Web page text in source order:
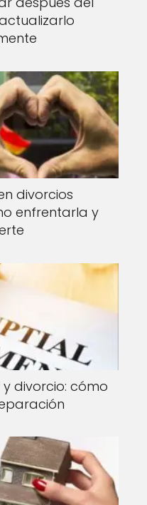
divorcios
enfrentarla y
divorcio: cómo